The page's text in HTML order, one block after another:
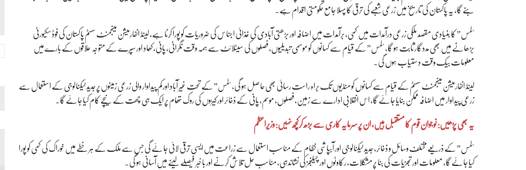
بنے گا، یہ پاکستان کی تاریخ میں زرعی شعبے کی ترقی کا پہلا جامع حکومتی اقدام ہے۔
"لمس” کا بنیادی مقصد ملکی زرعی درآمدات میں کمی، برآمدات میں اضافہ اور بڑھتی آبادی کی غذائی اجناس کی ضروریات کو پورا کرنا ہے، لینڈ انفارمیشن مینجمنٹ سسٹم پاکستان کی فوڈ سکیورٹی
بڑھانے میں بھی مددگار ثابت ہو گا، "لمس” کے قیام سے کسانوں کو موسمی تبدیلیوں، فصلوں کی سیٹلائٹ سے ہمہ وقت نگرانی، پانی، کھاد اور سپرے کے متوجہ علاقوں کے بارے میں
معلومات بیک وقت دستیاب ہوں گی۔
لینڈ انفارمیشن مینجمنٹ سسٹم کے قیام سے کسانوں کو منڈیوں تک براہ راست رسائی بھی حاصل ہو گی، "لمس” کے تحت غیر آباد اور کم پیداوار والی زرعی زمینوں پر جدید ٹیکنالوجی کے استعمال سے
زرعی پیداوار میں اضافہ ممکن بنایا جائے گا، اس انقلابی ادارے سے زمین، فصلوں، موسم، پانی کے ذخائر اور کیڑوں کی روک تھام پر ایک ہی چھت کے نیچے کام کیا جائے گا۔
یہ بھی پڑھیں:نوجوان قوم کا مستقبل ہیں، ان پر سرمایہ کاری سے بڑھ کرکچھ نہیں: وزیراعظم
"لمس” کے ذریعے مختلف وسائل و ذخائر، جدید ٹیکنالوجی اور آبپاشی نظام کے مناسب استعمال سے زراعت میں ایسی ترقی لائی جائے گی جس سے ملک کے ہر خطے میں خوراک کی کمی کو پورا
کیا جائے گا، معلومات اور تجزیات کی بنا پر مشکلات، رکاوٹوں اور چیلنجز کی نشاندہی، مناسب حل تلاش کرنے اور باخبر فیصلے لینے میں آسانی ہو گی۔